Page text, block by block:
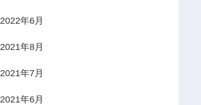
2022年6月
2021年8月
2021年7月
2021年6月